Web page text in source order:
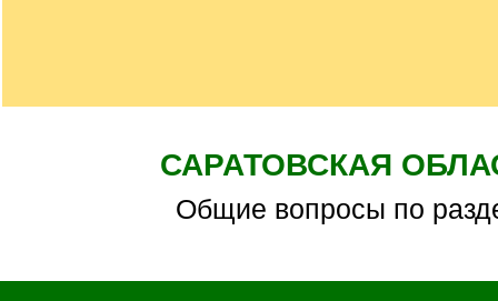
САРАТОВСКАЯ
Общие вопросы по